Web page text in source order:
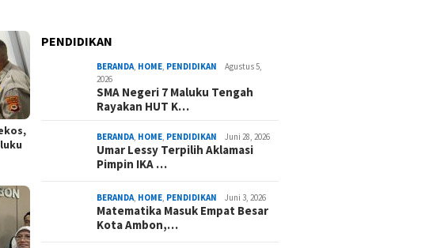
PENDIDIKAN
BERANDA HOME PENDIDIKAN
Agustus 5,
2026
SMA Negeri 7 Maluku Tengah
Rayakan HUT K…
BERANDA HOME PENDIDIKAN Juni 28, 2026
Umar Lessy Terpilih Aklamasi
Pimpin IKA …
BERANDA HOME PENDIDIKAN Juni 3, 2026
Matematika Masuk Empat Besar
Kota Ambon,…